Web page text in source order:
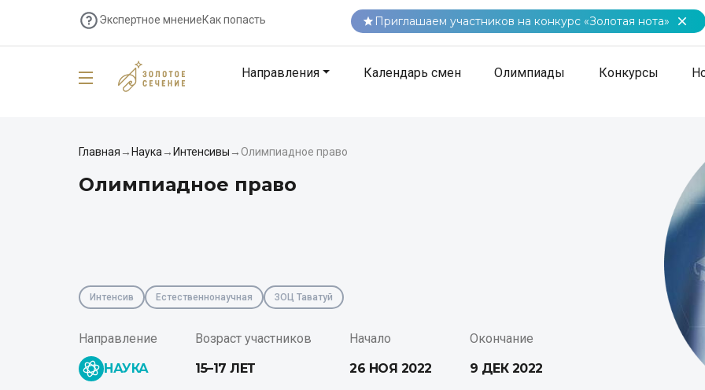
Экспертное мнениеКак попасть Приглашаем участников на конкурс «Золотая нота»
Направления Календарь смен Олимпиады Конкурсы
Главная →Наука →Интенсивы →Олимпиадное право
Олимпиадное право
Интенсив Естественнонаучная ЗОЦ Таватуй
Направление
НАУКА
Возраст участников
15–17 ЛЕТ
Начало
26 НОЯ 2022
Окончание
9 ДЕК 2022